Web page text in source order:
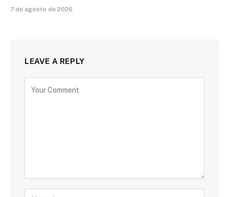
7 de agosto de 2026
LEAVE A REPLY